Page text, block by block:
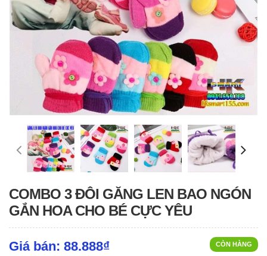
COMBO 3 ĐÔI GĂNG LEN BAO NGÓN
GẮN HOA CHO BÉ CỰC YÊU
CÒN HÀNG
Giá bán: 88.888₫